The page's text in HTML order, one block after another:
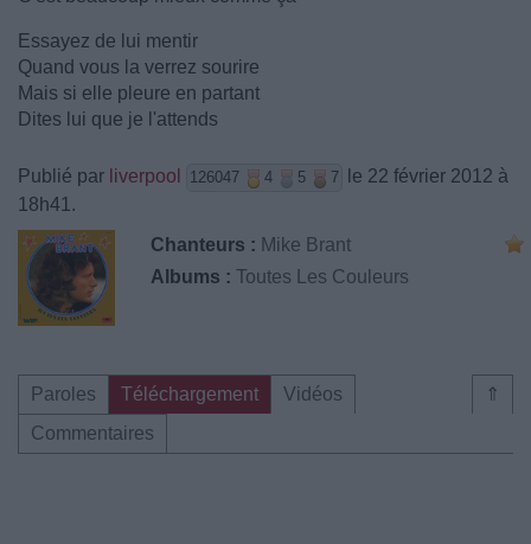
Essayez de lui mentir
Quand vous la verrez sourire
Mais si elle pleure en partant
Dites lui que je l'attends
Publié par liverpool 126047 4 5 7
le 22 février 2012 à
18h41.
Chanteurs : Mike Brant
Albums : Toutes Les Couleurs
⇑
Paroles Téléchargement
Vidéos
Commentaires